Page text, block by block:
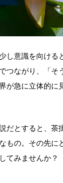
し意識を向ける
つながり、「そ
が急に立体的に
だとすると、茶
もの。その先に
てみませんか？